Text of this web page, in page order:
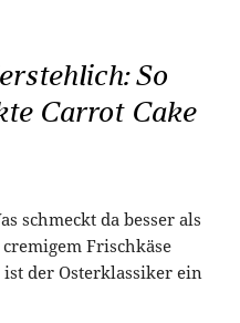
So
Carrot Cake
schmeckt da besser als
Frischkäse
der Osterklassiker ein